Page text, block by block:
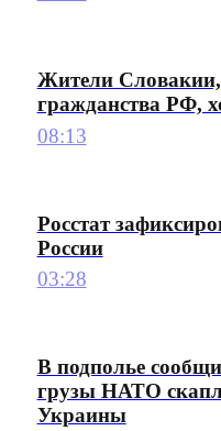
Жители Словакии,
гражданства РФ,
08:13
Росстат
России
03:28
В подполье
грузы НАТО
Украины